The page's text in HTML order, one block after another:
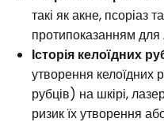
такі як акне, псоріаз
протипоказанням для
Історія келоїдних
утворення келоїдних
рубців) на шкірі,
ризик їх утворення